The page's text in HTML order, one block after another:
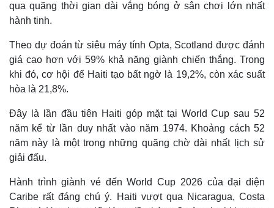
qua quãng thời gian dài vắng bóng ở sân chơi lớn nhất
hành tinh.
Theo dự đoán từ siêu máy tính Opta, Scotland được đánh
giá cao hơn với 59% khả năng giành chiến thắng. Trong
khi đó, cơ hội để Haiti tạo bất ngờ là 19,2%, còn xác suất
hòa là 21,8%.
Đây là lần đầu tiên Haiti góp mặt tại World Cup sau 52
năm kể từ lần duy nhất vào năm 1974. Khoảng cách 52
năm này là một trong những quãng chờ dài nhất lịch sử
giải đấu.
Hành trình giành vé đến World Cup 2026 của đại diện
Caribe rất đáng chú ý. Haiti vượt qua Nicaragua, Costa